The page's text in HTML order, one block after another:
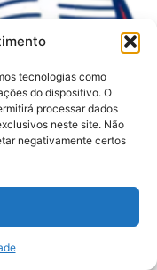
tecnologias como
do dispositivo. O
processar dados
neste site. Não
negativamente certos